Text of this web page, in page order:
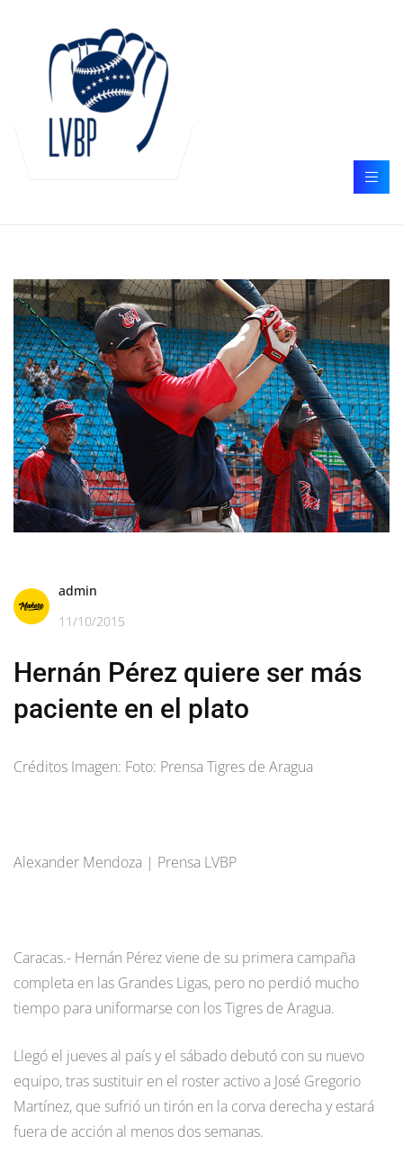
admin
11/10/2015
Hernán Pérez quiere ser más
paciente en el plato
Créditos Imagen: Foto: Prensa Tigres de Aragua
Alexander Mendoza | Prensa LVBP
Caracas.- Hernán Pérez viene de su primera campaña
completa en las Grandes Ligas, pero no perdió mucho
tiempo para uniformarse con los Tigres de Aragua.
Llegó el jueves al país y el sábado debutó con su nuevo
equipo, tras sustituir en el roster activo a José Gregorio
Martínez, que sufrió un tirón en la corva derecha y estará
fuera de acción al menos dos semanas.